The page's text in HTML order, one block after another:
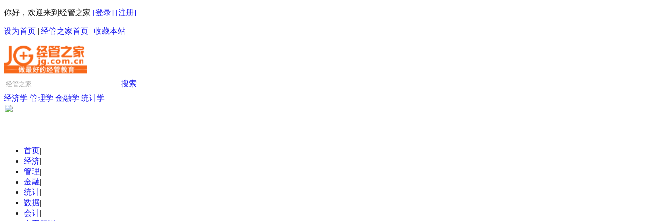
你好，欢迎来到经管之家 [登录] [注册]
设为首页 | 经管之家首页 | 收藏本站
搜索
经济学 管理学 金融学 统计学
首页|
经济|
管理|
金融|
统计|
数据|
会计|